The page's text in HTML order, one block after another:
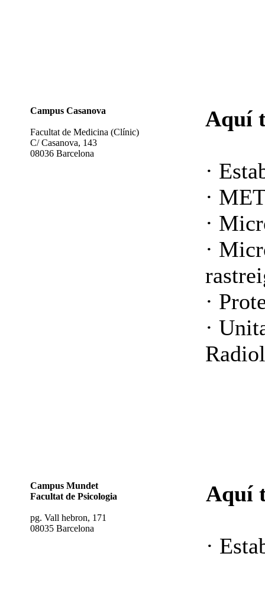
Campus Casanova
Facultat de Medicina (Clínic)
C/ Casanova, 143
08036 Barcelona
Aquí
·
·
·
·
·
·
Campus Mundet
Facultat de Psicologia
pg. Vall hebron, 171
08035 Barcelona
Aquí
·